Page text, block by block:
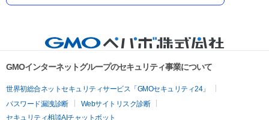
GMOインターネットグループのセキュリティ事業について
世界初総合ネットセキュリティサービス「GMOセキュリティ24」
パスワード漏洩診断
Webサイトリスク診断
セキュリティ相談AIチャットボット